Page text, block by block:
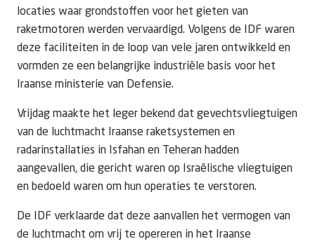
locaties waar grondstoffen voor het gieten van
raketmotoren werden vervaardigd. Volgens de IDF waren
deze faciliteiten in de loop van vele jaren ontwikkeld en
vormden ze een belangrijke industriële basis voor het
Iraanse ministerie van Defensie.
Vrijdag maakte het leger bekend dat gevechtsvliegtuigen
van de luchtmacht Iraanse raketsystemen en
radarinstallaties in Isfahan en Teheran hadden
aangevallen, die gericht waren op Israëlische vliegtuigen
en bedoeld waren om hun operaties te verstoren.
De IDF verklaarde dat deze aanvallen het vermogen van
de luchtmacht om vrij te opereren in het Iraanse